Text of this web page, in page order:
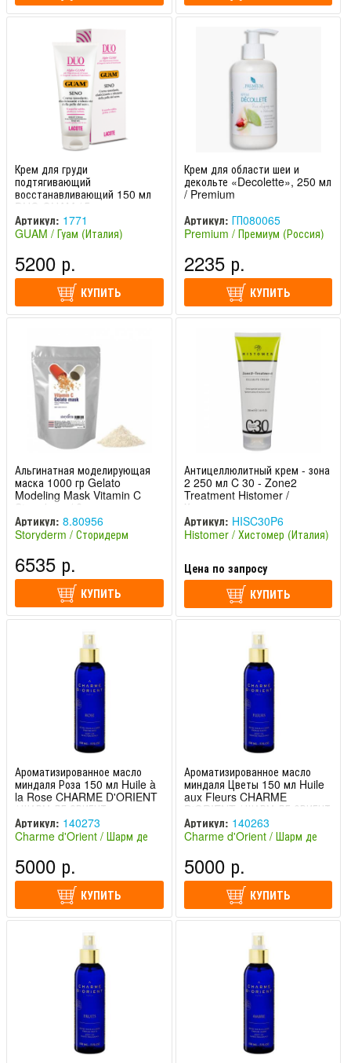
Крем для груди
подтягивающий
восстанавливающий 150 мл
DUO GUAM / Гуам
Артикул: 1771
GUAM / Гуам (Италия)
5200 р.
КУПИТЬ
Крем для области шеи и
декольте «Decolette», 250 мл
/ Premium
Артикул: ГП080065
Premium / Премиум (Россия)
2235 р.
КУПИТЬ
Альгинатная моделирующая
маска 1000 гр Gelato
Modeling Mask Vitamin C
Storyderm / Сторидерм
Артикул: 8.80956
Storyderm / Сторидерм
6535 р.
КУПИТЬ
Антицеллюлитный крем - зона
2 250 мл C 30 - Zone2
Treatment Histomer /
Хистомер
Артикул: HISC30P6
Histomer / Хистомер (Италия)
Цена по запросу
КУПИТЬ
Ароматизированное масло
миндаля Роза 150 мл Huile à
la Rose CHARME D'ORIENT
/ ШАРМ ДЕ ОРИЕНТ
Артикул: 140273
Charme d'Orient / Шарм де
5000 р.
КУПИТЬ
Ароматизированное масло
миндаля Цветы 150 мл Huile
aux Fleurs CHARME
D'ORIENT / ШАРМ ДЕ ОРИЕНТ
Артикул: 140263
Charme d'Orient / Шарм де
5000 р.
КУПИТЬ